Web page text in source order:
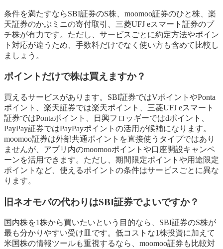
条件を満たすならSBI証券のS株、moomoo証券のひと株、楽
天証券のかぶミニの寄付取引、三菱UFJ eスマート証券のプ
チ株が有力です。ただし、サービスごとに約定方法やポイン
ト対応が違うため、手数料だけでなく使い方も含めて比較し
ましょう。
ポイントだけで株は買えますか？
買えるサービスがあります。SBI証券ではVポイントやPonta
ポイント、楽天証券では楽天ポイント、三菱UFJ eスマート
証券ではPontaポイント、日興フロッギーではdポイント、
PayPay証券ではPayPayポイントの活用が候補になります。
moomoo証券は外部共通ポイントを直接使うタイプではあり
ませんが、アプリ内のmoomooポイントや口座開設キャンペ
ーンを活用できます。ただし、期間限定ポイントや用途限定
ポイントなど、使えるポイントの条件はサービスごとに異な
ります。
旧ネオモバの代わりはSBI証券でよいですか？
国内株を1株から買いたいという目的なら、SBI証券のS株が
最も分かりやすい受け皿です。低コストな1株投資に加えて
米国株の情報ツールも重視するなら、moomoo証券も比較対